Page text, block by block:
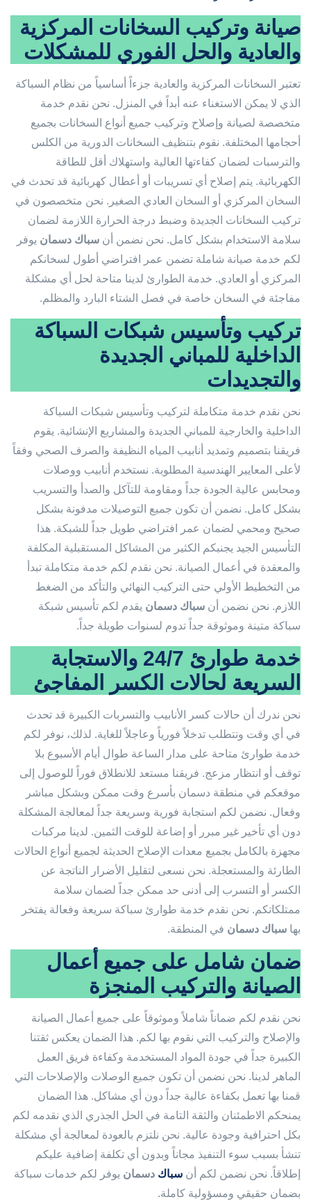
صيانة وتركيب السخانات المركزية
والعادية والحل الفوري للمشكلات
تعتبر السخانات المركزية والعادية جزءاً أساسياً من نظام السباكة
الذي لا يمكن الاستغناء عنه أبداً في المنزل. نحن نقدم خدمة
متخصصة لصيانة وإصلاح وتركيب جميع أنواع السخانات بجميع
أحجامها المختلفة. نقوم بتنظيف السخانات الدورية من الكلس
والترسبات لضمان كفاءتها العالية واستهلاك أقل للطاقة
الكهربائية. يتم إصلاح أي تسريبات أو أعطال كهربائية قد تحدث في
السخان المركزي أو السخان العادي الصغير. نحن متخصصون في
تركيب السخانات الجديدة وضبط درجة الحرارة اللازمة لضمان
سلامة الاستخدام بشكل كامل. نحن نضمن أن سباك دسمان يوفر
لكم خدمة صيانة شاملة تضمن عمر افتراضي أطول لسخانكم
المركزي أو العادي. خدمة الطوارئ لدينا متاحة لحل أي مشكلة
مفاجئة في السخان خاصة في فصل الشتاء البارد والمظلم.
تركيب وتأسيس شبكات السباكة
الداخلية للمباني الجديدة
والتجديدات
نحن نقدم خدمة متكاملة لتركيب وتأسيس شبكات السباكة
الداخلية والخارجية للمباني الجديدة والمشاريع الإنشائية. يقوم
فريقنا بتصميم وتمديد أنابيب المياه النظيفة والصرف الصحي وفقاً
لأعلى المعايير الهندسية المطلوبة. نستخدم أنابيب ووصلات
ومحابس عالية الجودة جداً ومقاومة للتآكل والصدأ والتسريب
بشكل كامل. نضمن أن تكون جميع التوصيلات مدفونة بشكل
صحيح ومحمي لضمان عمر افتراضي طويل جداً للشبكة. هذا
التأسيس الجيد يجنبكم الكثير من المشاكل المستقبلية المكلفة
والمعقدة في أعمال الصيانة. نحن نقدم لكم خدمة متكاملة تبدأ
من التخطيط الأولي حتى التركيب النهائي والتأكد من الضغط
اللازم. نحن نضمن أن سباك دسمان يقدم لكم تأسيس شبكة
سباكة متينة وموثوقة جداً تدوم لسنوات طويلة جداً.
خدمة طوارئ 24/7 والاستجابة
السريعة لحالات الكسر المفاجئ
نحن ندرك أن حالات كسر الأنابيب والتسربات الكبيرة قد تحدث
في أي وقت وتتطلب تدخلاً فورياً وعاجلاً للغاية. لذلك، نوفر لكم
خدمة طوارئ متاحة على مدار الساعة طوال أيام الأسبوع بلا
توقف أو انتظار مزعج. فريقنا مستعد للانطلاق فوراً للوصول إلى
موقعكم في منطقة دسمان بأسرع وقت ممكن وبشكل مباشر
وفعال. نضمن لكم استجابة فورية وسريعة جداً لمعالجة المشكلة
دون أي تأخير غير مبرر أو إضاعة للوقت الثمين. لدينا مركبات
مجهزة بالكامل بجميع معدات الإصلاح الحديثة لجميع أنواع الحالات
الطارئة والمستعجلة. نحن نسعى لتقليل الأضرار الناتجة عن
الكسر أو التسرب إلى أدنى حد ممكن جداً لضمان سلامة
ممتلكاتكم. نحن نقدم خدمة طوارئ سباكة سريعة وفعالة يفتخر
بها سباك دسمان في المنطقة.
ضمان شامل على جميع أعمال
الصيانة والتركيب المنجزة
نحن نقدم لكم ضماناً شاملاً وموثوقاً على جميع أعمال الصيانة
والإصلاح والتركيب التي نقوم بها لكم. هذا الضمان يعكس ثقتنا
الكبيرة جداً في جودة المواد المستخدمة وكفاءة فريق العمل
الماهر لدينا. نحن نضمن أن تكون جميع الوصلات والإصلاحات التي
قمنا بها تعمل بكفاءة عالية جداً دون أي مشاكل. هذا الضمان
يمنحكم الاطمئنان والثقة التامة في الحل الجذري الذي نقدمه لكم
بكل احترافية وجودة عالية. نحن نلتزم بالعودة لمعالجة أي مشكلة
تنشأ بسبب سوء التنفيذ مجاناً وبدون أي تكلفة إضافية عليكم
إطلاقاً. نحن نضمن لكم أن سباك دسمان يوفر لكم خدمات سباكة
بضمان حقيقي ومسؤولية كاملة.